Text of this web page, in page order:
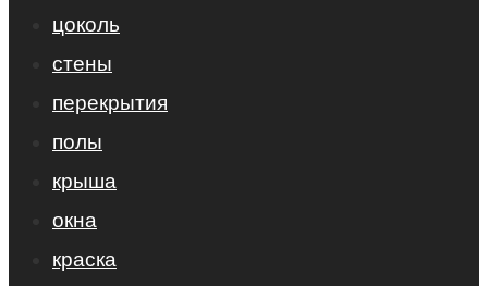
цоколь
стены
перекрытия
полы
крыша
окна
краска